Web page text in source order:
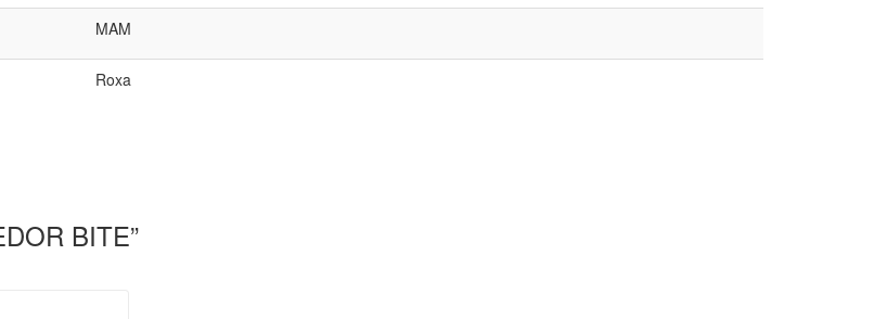
MAM
Roxa
BITE”